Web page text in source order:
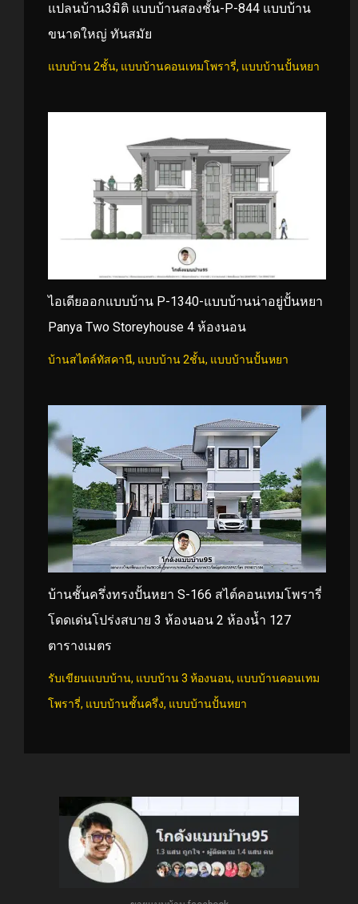
แปลนบ้าน3มิติ แบบบ้านสองชั้น-P-844 แบบบ้าน
ขนาดใหญ่ ทันสมัย
แบบบ้าน 2ชั้น, แบบบ้านคอนเทมโพรารี่, แบบบ้านปั้นหยา
ไอเดียออกแบบบ้าน P-1340-แบบบ้านน่าอยู่ปั้นหยา
Panya Two Storeyhouse 4 ห้องนอน
บ้านสไตล์ทัสคานี, แบบบ้าน 2ชั้น, แบบบ้านปั้นหยา
บ้านชั้นครึ่งทรงปั้นหยา S-166 สไต์คอนเทมโพรารี่
โดดเด่นโปร่งสบาย 3 ห้องนอน 2 ห้องน้ำ 127
ตารางเมตร
รับเขียนแบบบ้าน, แบบบ้าน 3 ห้องนอน, แบบบ้านคอนเทม
โพรารี่, แบบบ้านชั้นครึ่ง, แบบบ้านปั้นหยา